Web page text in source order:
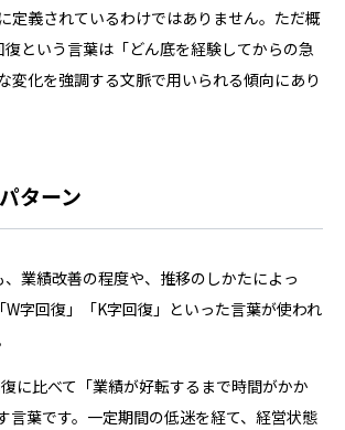
定義されているわけではありません。ただ概
復という言葉は「どん底を経験してからの急
変化を強調する文脈で用いられる傾向にあり
ターン
業績改善の程度や、推移のしかたによっ
W字回復」「K字回復」といった言葉が使われ
に比べて「業績が好転するまで時間がかか
言葉です。一定期間の低迷を経て、経営状態